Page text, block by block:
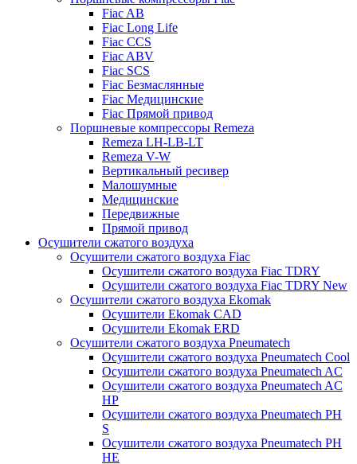
Fiac AB
Fiac Long Life
Fiac CCS
Fiac ABV
Fiac SCS
Fiac Безмаслянные
Fiac Медицинские
Fiac Прямой привод
Поршневые компрессоры Remeza
Remeza LH-LB-LT
Remeza V-W
Вертикальный ресивер
Малошумные
Медицинские
Передвижные
Прямой привод
Осушители сжатого воздуха
Осушители сжатого воздуха Fiac
Осушители сжатого воздуха Fiac TDRY
Осушители сжатого воздуха Fiac TDRY New
Осушители сжатого воздуха Ekomak
Осушители Ekomak CAD
Осушители Ekomak ERD
Осушители сжатого воздуха Pneumatech
Осушители сжатого воздуха Pneumatech Cool
Осушители сжатого воздуха Pneumatech AC
Осушители сжатого воздуха Pneumatech AC
HP
Осушители сжатого воздуха Pneumatech PH
S
Осушители сжатого воздуха Pneumatech PH
HE